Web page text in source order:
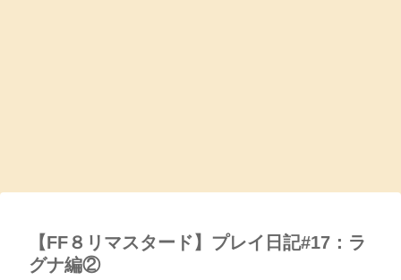
【FF８リマスタード】プレイ日記#17：ラ
グナ編②